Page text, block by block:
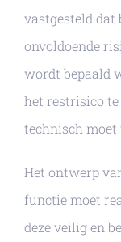
vastgesteld dat
onvoldoende
wordt bepaald
het restrisico te
technisch moet
Het ontwerp
functie moet
deze veilig en